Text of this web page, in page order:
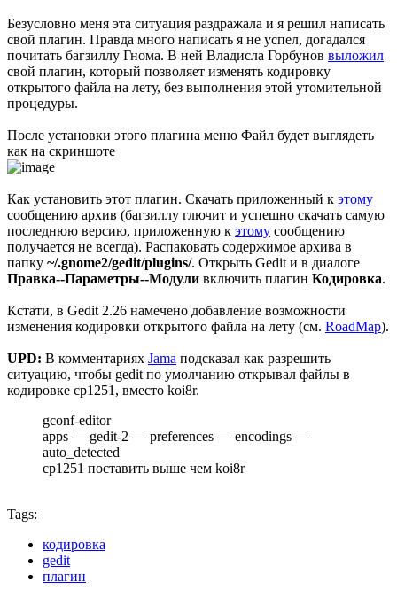
Безусловно меня эта ситуация раздражала и я решил написать
свой плагин. Правда много написать я не успел, догадался
почитать багзиллу Гнома. В ней Владисла Горбунов выложил
свой плагин, который позволяет изменять кодировку
открытого файла на лету, без выполнения этой утомительной
процедуры.
После установки этого плагина меню Файл будет выглядеть
как на скриншоте
Как установить этот плагин. Скачать приложенный к этому
сообщению архив (багзиллу глючит и успешно скачать самую
последнюю версию, приложенную к этому сообщению
получается не всегда). Распаковать содержимое архива в
папку ~/.gnome2/gedit/plugins/. Открыть Gedit и в диалоге
Правка--Параметры--Модули включить плагин Кодировка.
Кстати, в Gedit 2.26 намечено добавление возможности
изменения кодировки открытого файла на лету (см. RoadMap).
UPD: В комментариях Jama подсказал как разрешить
ситуацию, чтобы gedit по умолчанию открывал файлы в
кодировке cp1251, вместо koi8r.
gconf-editor
apps — gedit-2 — preferences — encodings —
auto_detected
cp1251 поставить выше чем koi8r
Tags:
кодировка
gedit
плагин